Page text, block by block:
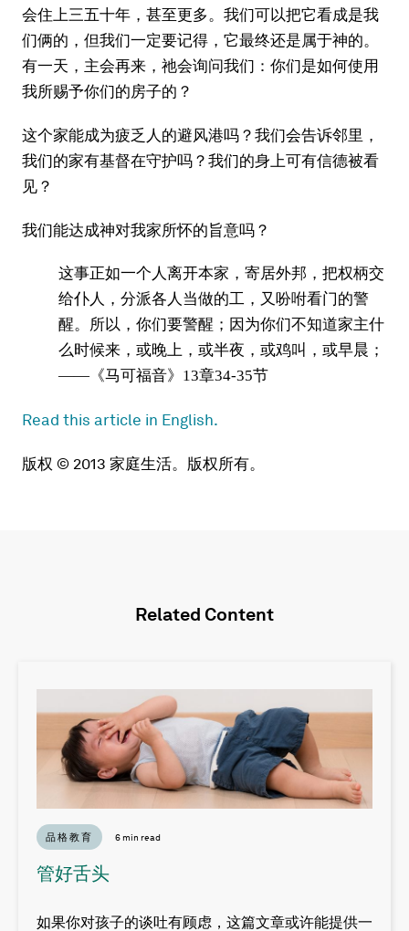
会住上三五十年，甚至更多。我们可以把它看成是我
们俩的，但我们一定要记得，它最终还是属于神的。
有一天，主会再来，祂会询问我们：你们是如何使用
我所赐予你们的房子的？
这个家能成为疲乏人的避风港吗？我们会告诉邻里，
我们的家有基督在守护吗？我们的身上可有信德被看
见？
我们能达成神对我家所怀的旨意吗？
这事正如一个人离开本家，寄居外邦，把权柄交
给仆人，分派各人当做的工，又吩咐看门的警
醒。所以，你们要警醒；因为你们不知道家主什
么时候来，或晚上，或半夜，或鸡叫，或早晨；
——《马可福音》13章34-35节
Read this article in English.
版权 © 2013 家庭生活。版权所有。
Related Content
品格教育 6 min read
管好舌头
如果你对孩子的谈吐有顾虑，这篇文章或许能提供一